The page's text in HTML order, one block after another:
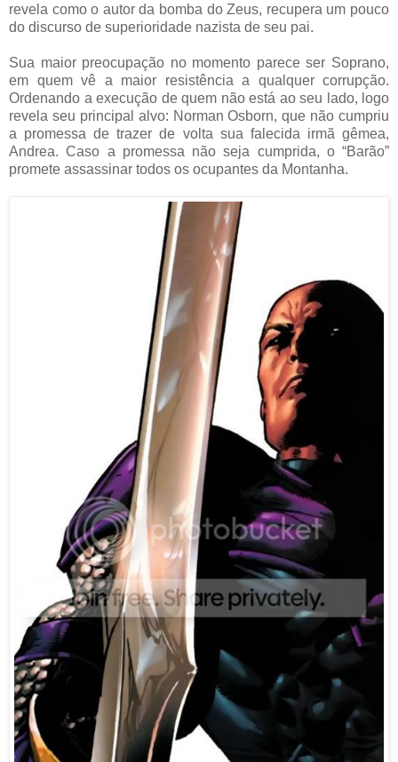
revela como o autor da bomba do Zeus, recupera um pouco
do discurso de superioridade nazista de seu pai.
Sua maior preocupação no momento parece ser Soprano,
em quem vê a maior resistência a qualquer corrupção.
Ordenando a execução de quem não está ao seu lado, logo
revela seu principal alvo: Norman Osborn, que não cumpriu
a promessa de trazer de volta sua falecida irmã gêmea,
Andrea. Caso a promessa não seja cumprida, o “Barão”
promete assassinar todos os ocupantes da Montanha.